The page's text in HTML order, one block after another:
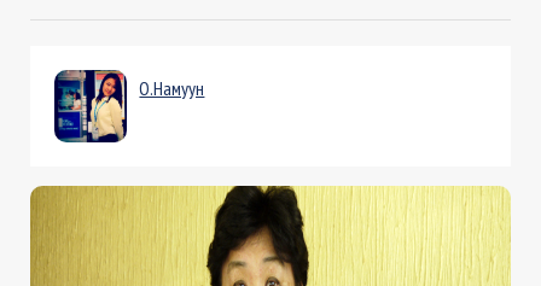
О.Намуун